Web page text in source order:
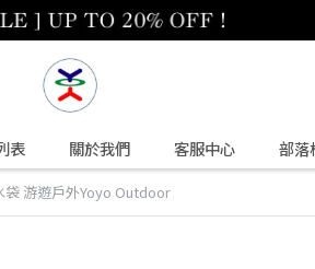
表 關於我們 客服中心 部落
游遊戶外Yoyo Outdoor